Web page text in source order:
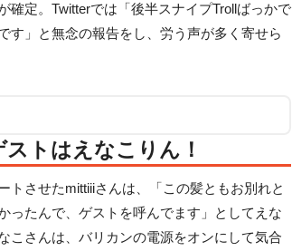
確定。Twitterでは「後半スナイプTrollばっかで
す」と無念の報告をし、労う声が多く寄せら
トはえなこりん！
トさせたmittiiiさんは、「この髪ともお別れと
ったんで、ゲストを呼んでます」としてえな
こさんは、バリカンの電源をオンにして気合